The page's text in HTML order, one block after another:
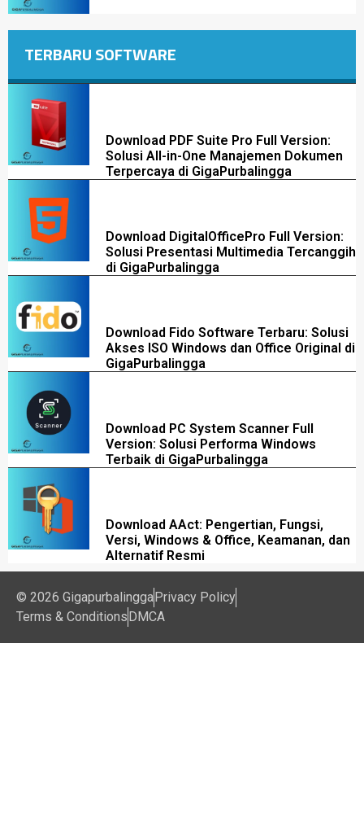
TERBARU SOFTWARE
Download PDF Suite Pro Full Version:
Solusi All-in-One Manajemen Dokumen
Terpercaya di GigaPurbalingga
Download DigitalOfficePro Full Version:
Solusi Presentasi Multimedia Tercanggih
di GigaPurbalingga
Download Fido Software Terbaru: Solusi
Akses ISO Windows dan Office Original di
GigaPurbalingga
Download PC System Scanner Full
Version: Solusi Performa Windows
Terbaik di GigaPurbalingga
Download AAct: Pengertian, Fungsi,
Versi, Windows & Office, Keamanan, dan
Alternatif Resmi
© 2026 Gigapurbalingga Privacy Policy
Terms & Conditions DMCA